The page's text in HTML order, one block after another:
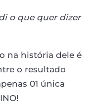
o que quer dizer
na história dele é
o resultado
01 única